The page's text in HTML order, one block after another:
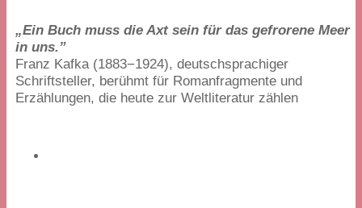
„Ein Buch muss die Axt sein für das gefrorene Meer
in uns.”
Franz Kafka (1883−1924), deutschsprachiger
Schriftsteller, berühmt für Romanfragmente und
Erzählungen, die heute zur Weltliteratur zählen